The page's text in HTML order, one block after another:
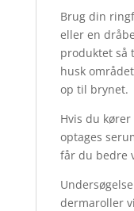
Brug din
eller en
produktet så
husk
op til brynet.
Hvis du
optages
får du bedre
dermaroller